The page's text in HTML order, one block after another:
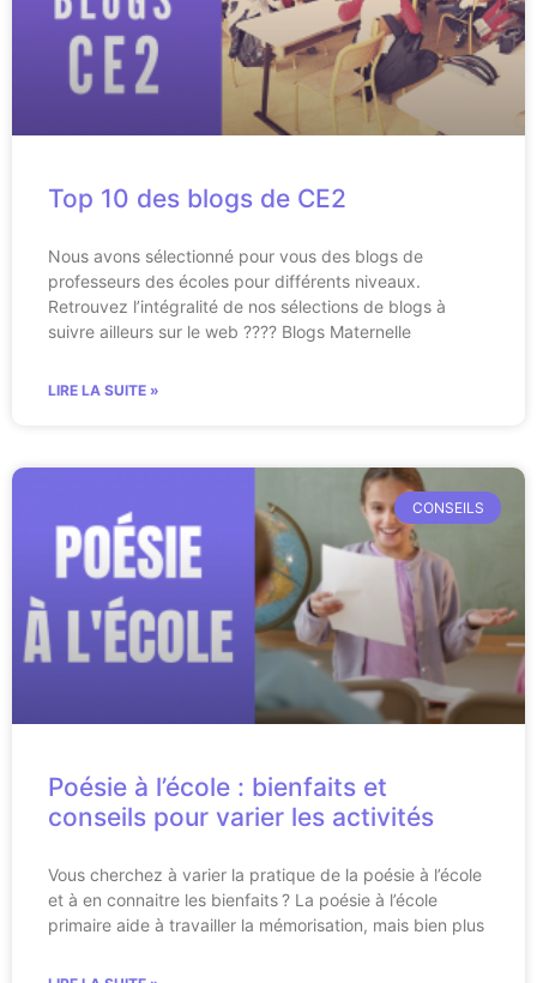
Top 10 des blogs de CE2
Nous avons sélectionné pour vous des blogs de
professeurs des écoles pour différents niveaux.
Retrouvez l’intégralité de nos sélections de blogs à
suivre ailleurs sur le web ???? Blogs Maternelle
LIRE LA SUITE »
CONSEILS
Poésie à l’école : bienfaits et
conseils pour varier les activités
Vous cherchez à varier la pratique de la poésie à l’école
et à en connaitre les bienfaits ? La poésie à l’école
primaire aide à travailler la mémorisation, mais bien plus